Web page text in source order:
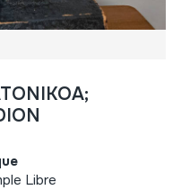
Libre